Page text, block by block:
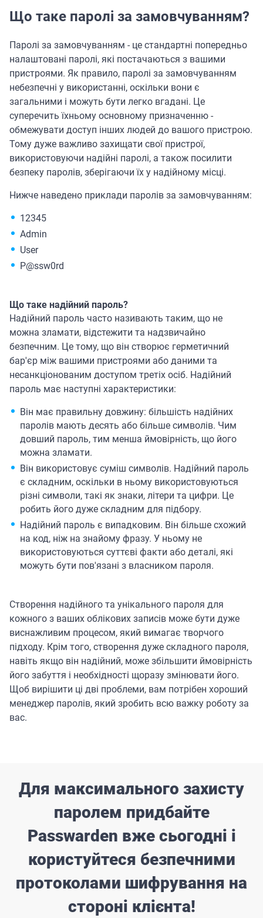
Що таке паролі за замовчуванням?
Паролі за замовчуванням - це стандартні попередньо
налаштовані паролі, які постачаються з вашими
пристроями. Як правило, паролі за замовчуванням
небезпечні у використанні, оскільки вони є
загальними і можуть бути легко вгадані. Це
суперечить їхньому основному призначенню -
обмежувати доступ інших людей до вашого пристрою.
Тому дуже важливо захищати свої пристрої,
використовуючи надійні паролі, а також посилити
безпеку паролів, зберігаючи їх у надійному місці.
Нижче наведено приклади паролів за замовчуванням:
12345
Admin
User
P@ssw0rd
Що таке надійний пароль?
Надійний пароль часто називають таким, що не
можна зламати, відстежити та надзвичайно
безпечним. Це тому, що він створює герметичний
бар'єр між вашими пристроями або даними та
несанкціонованим доступом третіх осіб. Надійний
пароль має наступні характеристики:
Він має правильну довжину: більшість надійних
паролів мають десять або більше символів. Чим
довший пароль, тим менша ймовірність, що його
можна зламати.
Він використовує суміш символів. Надійний пароль
є складним, оскільки в ньому використовуються
різні символи, такі як знаки, літери та цифри. Це
робить його дуже складним для підбору.
Надійний пароль є випадковим. Він більше схожий
на код, ніж на знайому фразу. У ньому не
використовуються суттєві факти або деталі, які
можуть бути пов'язані з власником пароля.
Створення надійного та унікального пароля для
кожного з ваших облікових записів може бути дуже
виснажливим процесом, який вимагає творчого
підходу. Крім того, створення дуже складного пароля,
навіть якщо він надійний, може збільшити ймовірність
його забуття і необхідності щоразу змінювати його.
Щоб вирішити ці дві проблеми, вам потрібен хороший
менеджер паролів, який зробить всю важку роботу за
вас.
Для максимального захисту
паролем придбайте
Passwarden вже сьогодні і
користуйтеся безпечними
протоколами шифрування на
стороні клієнта!